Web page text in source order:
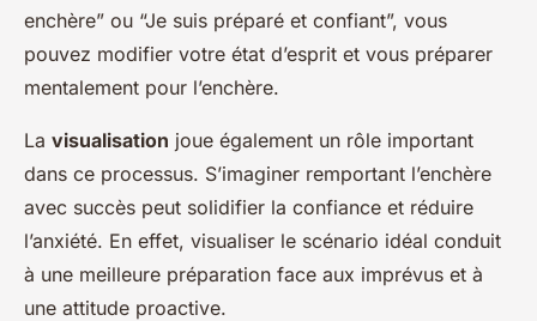
enchère” ou “Je suis préparé et confiant”, vous
pouvez modifier votre état d’esprit et vous préparer
mentalement pour l’enchère.
La visualisation joue également un rôle important
dans ce processus. S’imaginer remportant l’enchère
avec succès peut solidifier la confiance et réduire
l’anxiété. En effet, visualiser le scénario idéal conduit
à une meilleure préparation face aux imprévus et à
une attitude proactive.